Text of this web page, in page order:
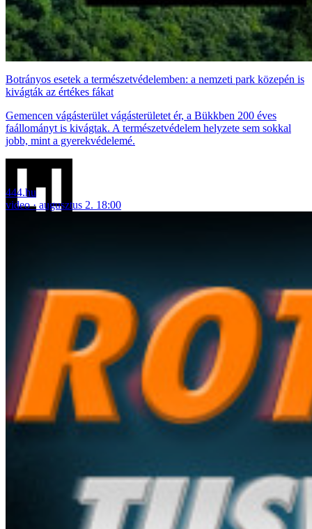
Botrányos esetek a természetvédelemben: a nemzeti park közepén is
kivágták az értékes fákat
Gemencen vágásterület vágásterületet ér, a Bükkben 200 éves
faállományt is kivágtak. A természetvédelem helyzete sem sokkal
jobb, mint a gyerekvédelemé.
444.hu
video
augusztus 2. 18:00